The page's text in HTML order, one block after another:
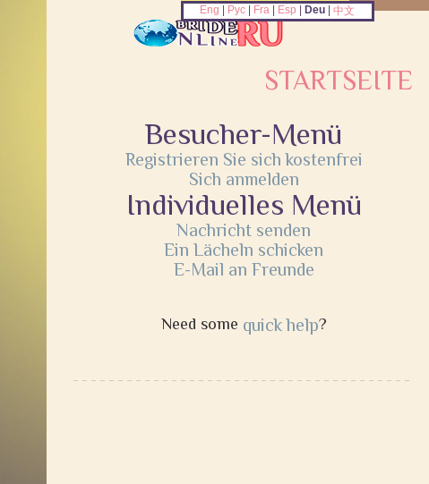
STARTSEITE
Besucher-Menü
Registrieren Sie sich kostenfrei
Sich anmelden
Individuelles Menü
Nachricht senden
Ein Lächeln schicken
E-Mail an Freunde
Need some quick help?
Eng Рус Fra Esp Deu |中文